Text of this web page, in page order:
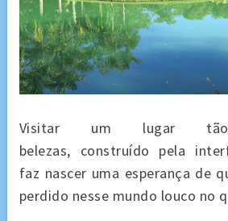
Visitar um lugar
belezas, construído pela
faz nascer uma esperança de
perdido nesse mundo louco no